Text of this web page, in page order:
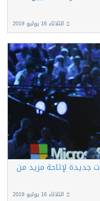
الثلاثاء 16 يوليو 2019
لإتاحة مزيد من
الثلاثاء 16 يوليو 2019